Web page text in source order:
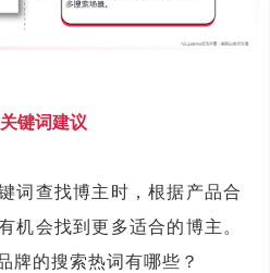
键词建议
词查找博主时，根据产品合
机会找到更多适合的博主。
牌的搜索热词有哪些？